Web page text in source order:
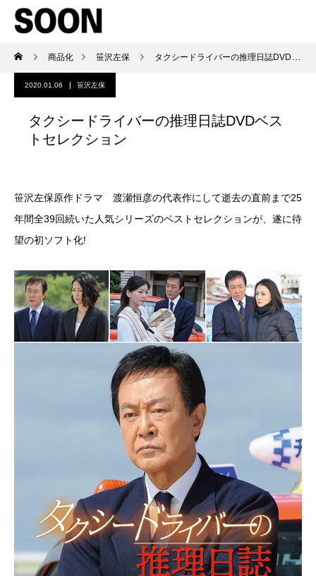
商品化 笹沢左保 タクシードライバーの推理日誌DVDベストセレクション
2020.01.06 笹沢左保
タクシードライバーの推理日誌DVDベス
トセレクション
笹沢左保原作ドラマ 渡瀬恒彦の代表作にして逝去の直前まで25
年間全39回続いた人気シリーズのベストセレクションが、遂に待
望の初ソフト化!